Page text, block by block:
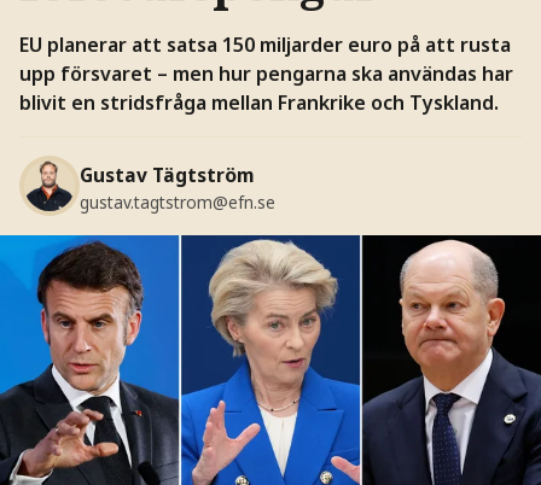
EU planerar att satsa 150 miljarder euro på att rusta
upp försvaret – men hur pengarna ska användas har
blivit en stridsfråga mellan Frankrike och Tyskland.
Gustav Tägtström
gustav.tagtstrom@efn.se